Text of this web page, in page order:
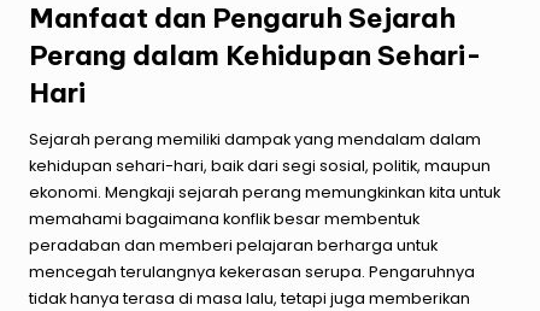
Manfaat dan Pengaruh Sejarah
Perang dalam Kehidupan Sehari-
Hari
Sejarah perang memiliki dampak yang mendalam dalam
kehidupan sehari-hari, baik dari segi sosial, politik, maupun
ekonomi. Mengkaji sejarah perang memungkinkan kita untuk
memahami bagaimana konflik besar membentuk
peradaban dan memberi pelajaran berharga untuk
mencegah terulangnya kekerasan serupa. Pengaruhnya
tidak hanya terasa di masa lalu, tetapi juga memberikan